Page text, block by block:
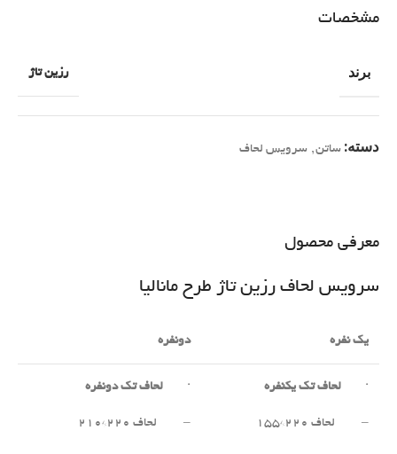
معرفی محصول
سرویس لحاف رزین تاژ طرح مانالیا
یک نفره دونفره
· لحاف تک یکنفره
– لحاف ۲۲۰*۱۵۵
· لحاف تک دونفره
– لحاف ۲۲۰*۲۱۰
مشخصات
برند رزین تاژ
دسته: ساتن, سرویس لحاف